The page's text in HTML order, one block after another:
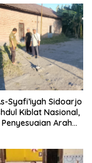
Syafi’iyah Sidoarjo
Kiblat Nasional,
Arah